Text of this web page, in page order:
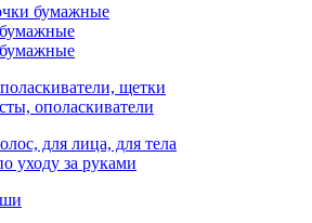
бумажные
щетки
ополаскиватели
для лица, для тела
уходу за руками